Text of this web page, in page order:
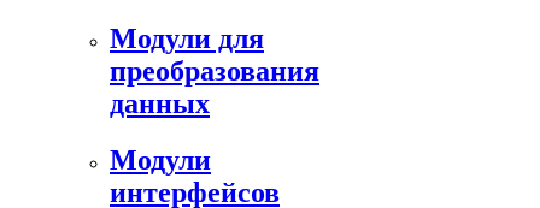
Модули для
преобразования
данных
Модули
интерфейсов